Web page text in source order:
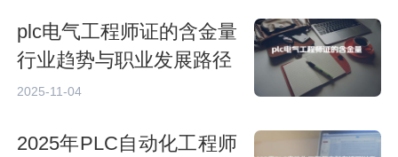
plc电气工程师证的含金量
行业趋势与职业发展路径
2025-11-04
2025年PLC自动化工程师